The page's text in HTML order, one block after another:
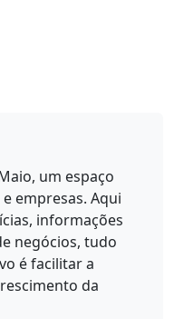
um espaço
empresas. Aqui
informações
negócios, tudo
é facilitar a
da